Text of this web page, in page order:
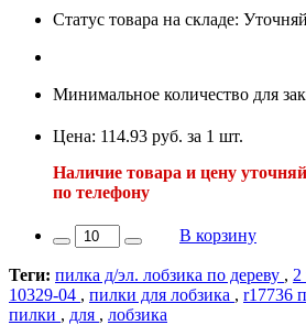
Статус товара на складе:
Минимальное количество для
Цена: 114.93 руб. за 1 шт.
Наличие товара и цену
по телефону
В корзину
Теги: пилка д/эл. лобзика по дереву , 2
10329-04 , пилки для лобзика , r17736
пилки , для , лобзика